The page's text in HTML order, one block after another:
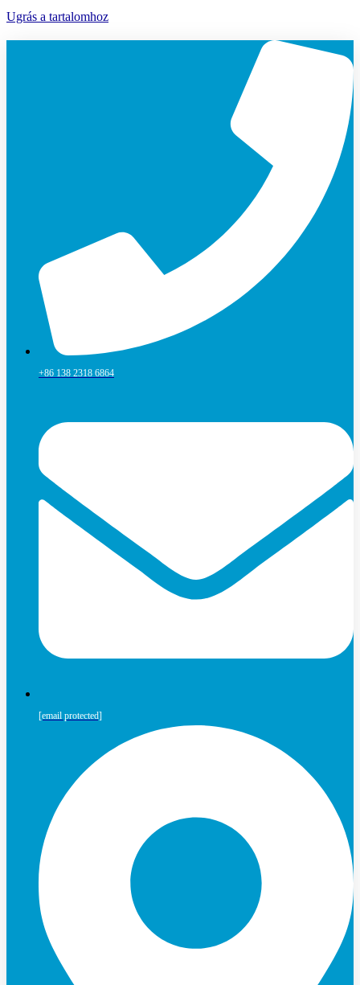
Ugrás a tartalomhoz
+86 138 2318 6864
[email protected]